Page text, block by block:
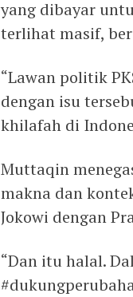
yang dibayar
terlihat masif,
“Lawan politik
dengan isu
khilafah di
Muttaqin
makna dan
Jokowi dengan
“Dan itu halal.